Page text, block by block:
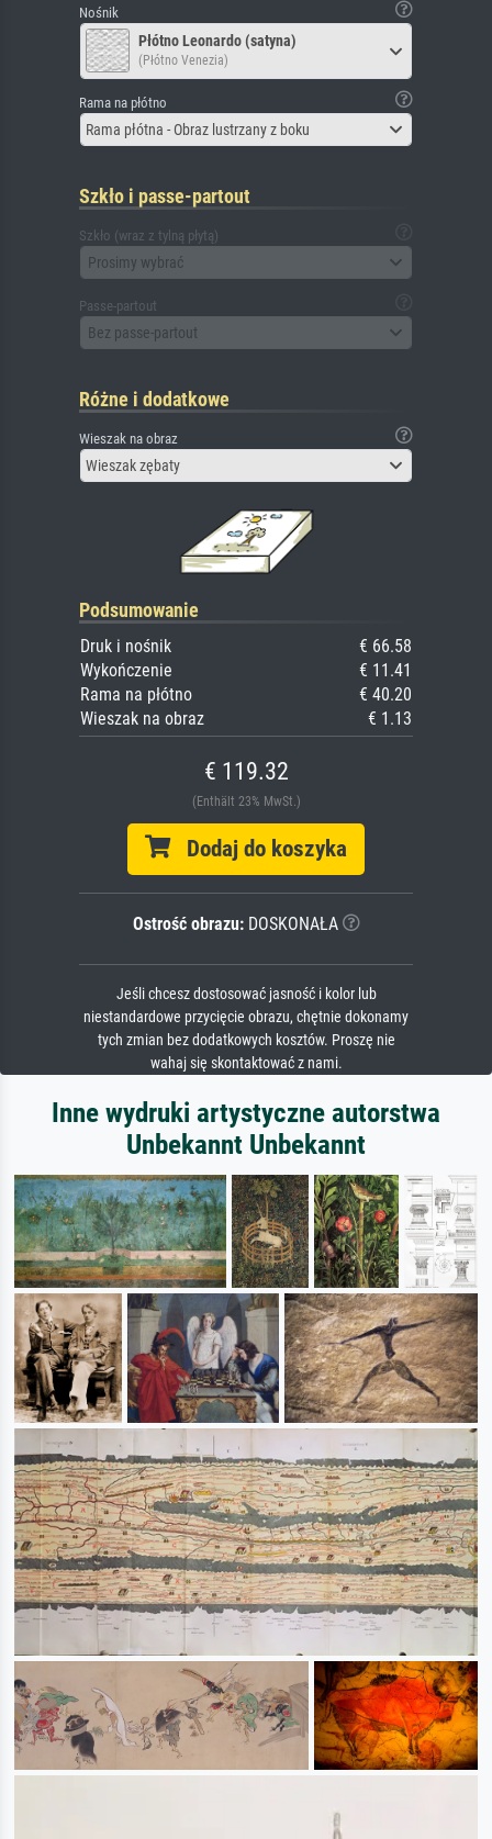
Nośnik
Płótno Leonardo (satyna)
(Płótno Venezia)
Rama na płótno
Rama płótna - Obraz lustrzany z boku
Szkło i passe-partout
Szkło (wraz z tylną płytą)
Prosimy wybrać
Passe-partout
Bez passe-partout
Różne i dodatkowe
Wieszak na obraz
Wieszak zębaty
Podsumowanie
Druk i nośnik
€ 66.58
Wykończenie
€ 11.41
Rama na płótno
€ 40.20
Wieszak na obraz
€ 1.13
€ 119.32
(Enthält 23% MwSt.)
Dodaj do koszyka
Ostrość obrazu:DOSKONAŁA
Jeśli chcesz dostosować jasność i kolor lub
niestandardowe przycięcie obrazu, chętnie dokonamy
tych zmian bez dodatkowych kosztów. Proszę nie
wahaj się skontaktować z nami.
Inne wydruki artystyczne autorstwa
Unbekannt Unbekannt